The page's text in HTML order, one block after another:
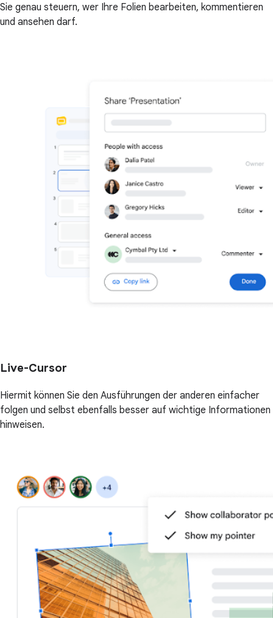
Sie genau steuern, wer Ihre Folien bearbeiten, kommentieren
und ansehen darf.
Live-Cursor
Hiermit können Sie den Ausführungen der anderen einfacher
folgen und selbst ebenfalls besser auf wichtige Informationen
hinweisen.